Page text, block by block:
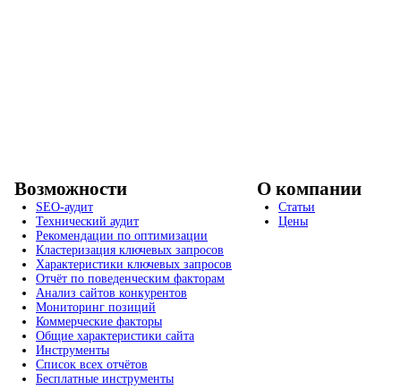
Возможности
SEO-аудит
Технический аудит
Рекомендации по оптимизации
Кластеризация ключевых запросов
Характеристики ключевых запросов
Отчёт по поведенческим факторам
Анализ сайтов конкурентов
Мониторинг позиций
Коммерческие факторы
Общие характеристики сайта
Инструменты
Список всех отчётов
Бесплатные инструменты
О компании
Статьи
Цены